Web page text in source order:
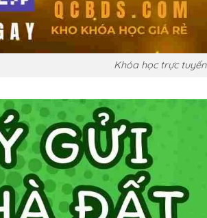
Khóa học trực tuyến